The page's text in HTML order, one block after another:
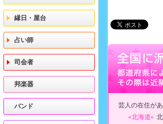
芸人の在住が
«北海道»
縁日・屋台
占い師
司会者
邦楽器
バンド